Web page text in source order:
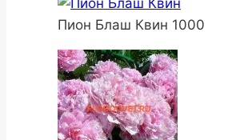
Пион Блаш Квин 1000